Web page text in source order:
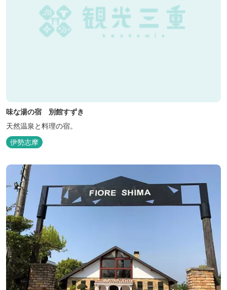
味な湯の宿 別館すずき
天然温泉と料理の宿。
伊勢志摩